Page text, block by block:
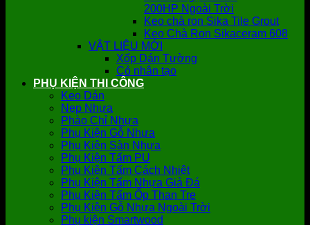
200HP Ngoài Trời
Keo chà ron Sika Tile Grout
Keo Chà Ron Sikaceram 608
VẬT LIỆU MỚI
Xốp Dán Tường
Cỏ nhân tạo
PHỤ KIỆN THI CÔNG
Keo Dán
Nẹp Nhựa
Phào Chỉ Nhựa
Phụ Kiện Gỗ Nhựa
Phụ Kiện Sàn Nhựa
Phụ Kiện Tấm PU
Phụ Kiện Tấm Cách Nhiệt
Phụ Kiện Tấm Nhựa Giả Đá
Phụ Kiện Tấm Ốp Than Tre
Phụ Kiện Gỗ Nhựa Ngoài Trời
Phụ kiện Smartwood